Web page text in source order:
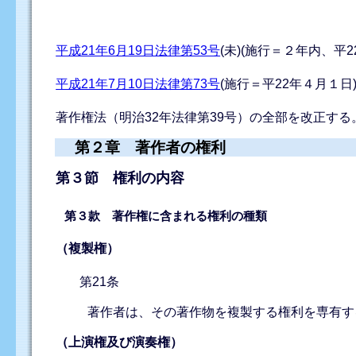
平成21年6月19日法律第53号(未)(施行＝２年内、平
平成21年7月10日法律第73号(施行＝平22年４月１日)
著作権法（明治32年法律第39号）の全部を改正する
第２章 著作者の権利
第３節 権利の内容
第３款 著作権に含まれる権利の種類
（複製権）
第21条
著作者は、その著作物を複製する権利を専有す
（上演権及び演奏権）